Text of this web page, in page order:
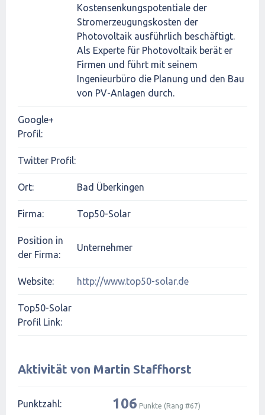
Kostensenkungspotentiale der
Stromerzeugungskosten der
Photovoltaik ausführlich beschäftigt.
Als Experte für Photovoltaik berät er
Firmen und führt mit seinem
Ingenieurbüro die Planung und den Bau
von PV-Anlagen durch.
Google+
Profil:
Twitter Profil:
Ort: Bad Überkingen
Firma: Top50-Solar
Position in
der Firma:
Unternehmer
Website: http://www.top50-solar.de
Top50-Solar
Profil Link:
Aktivität von Martin Staffhorst
Punktzahl: 106 Punkte (Rang #67)